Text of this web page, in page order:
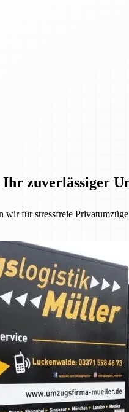
zuverlässiger
wir für stressfreie